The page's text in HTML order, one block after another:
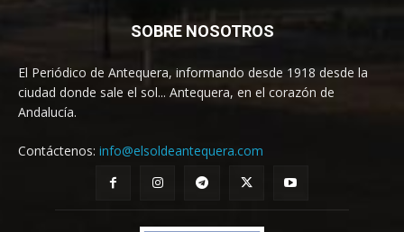
SOBRE NOSOTROS
El Periódico de Antequera, informando desde 1918 desde la
ciudad donde sale el sol... Antequera, en el corazón de
Andalucía.
Contáctenos: info@elsoldeantequera.com